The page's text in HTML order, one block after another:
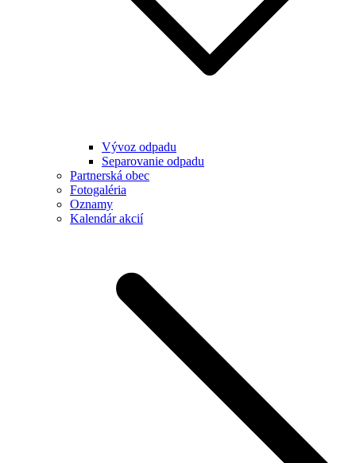
Vývoz odpadu
Separovanie odpadu
Partnerská obec
Fotogaléria
Oznamy
Kalendár akcií